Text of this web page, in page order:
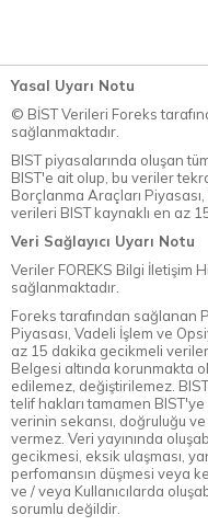
Yasal Uyarı Notu
© BİST Verileri Foreks
sağlanmaktadır.
BIST piyasalarında oluşan
BIST'e ait olup, bu veriler
Borçlanma Araçları
verileri BIST kaynaklı en az
Veri Sağlayıcı Uyarı Notu
Veriler FOREKS Bilgi İletişim
sağlanmaktadır.
Foreks tarafından sağlanan
Piyasası, Vadeli İşlem ve
az 15 dakika gecikmeli
Belgesi altında korunmakta
edilemez, değiştirilemez.
telif hakları tamamen
verinin sekansı, doğruluğu
vermez. Veri yayınında
gecikmesi, eksik ulaşması,
perfomansın düşmesi veya
ve / veya Kullanıcılarda
sorumlu değildir.